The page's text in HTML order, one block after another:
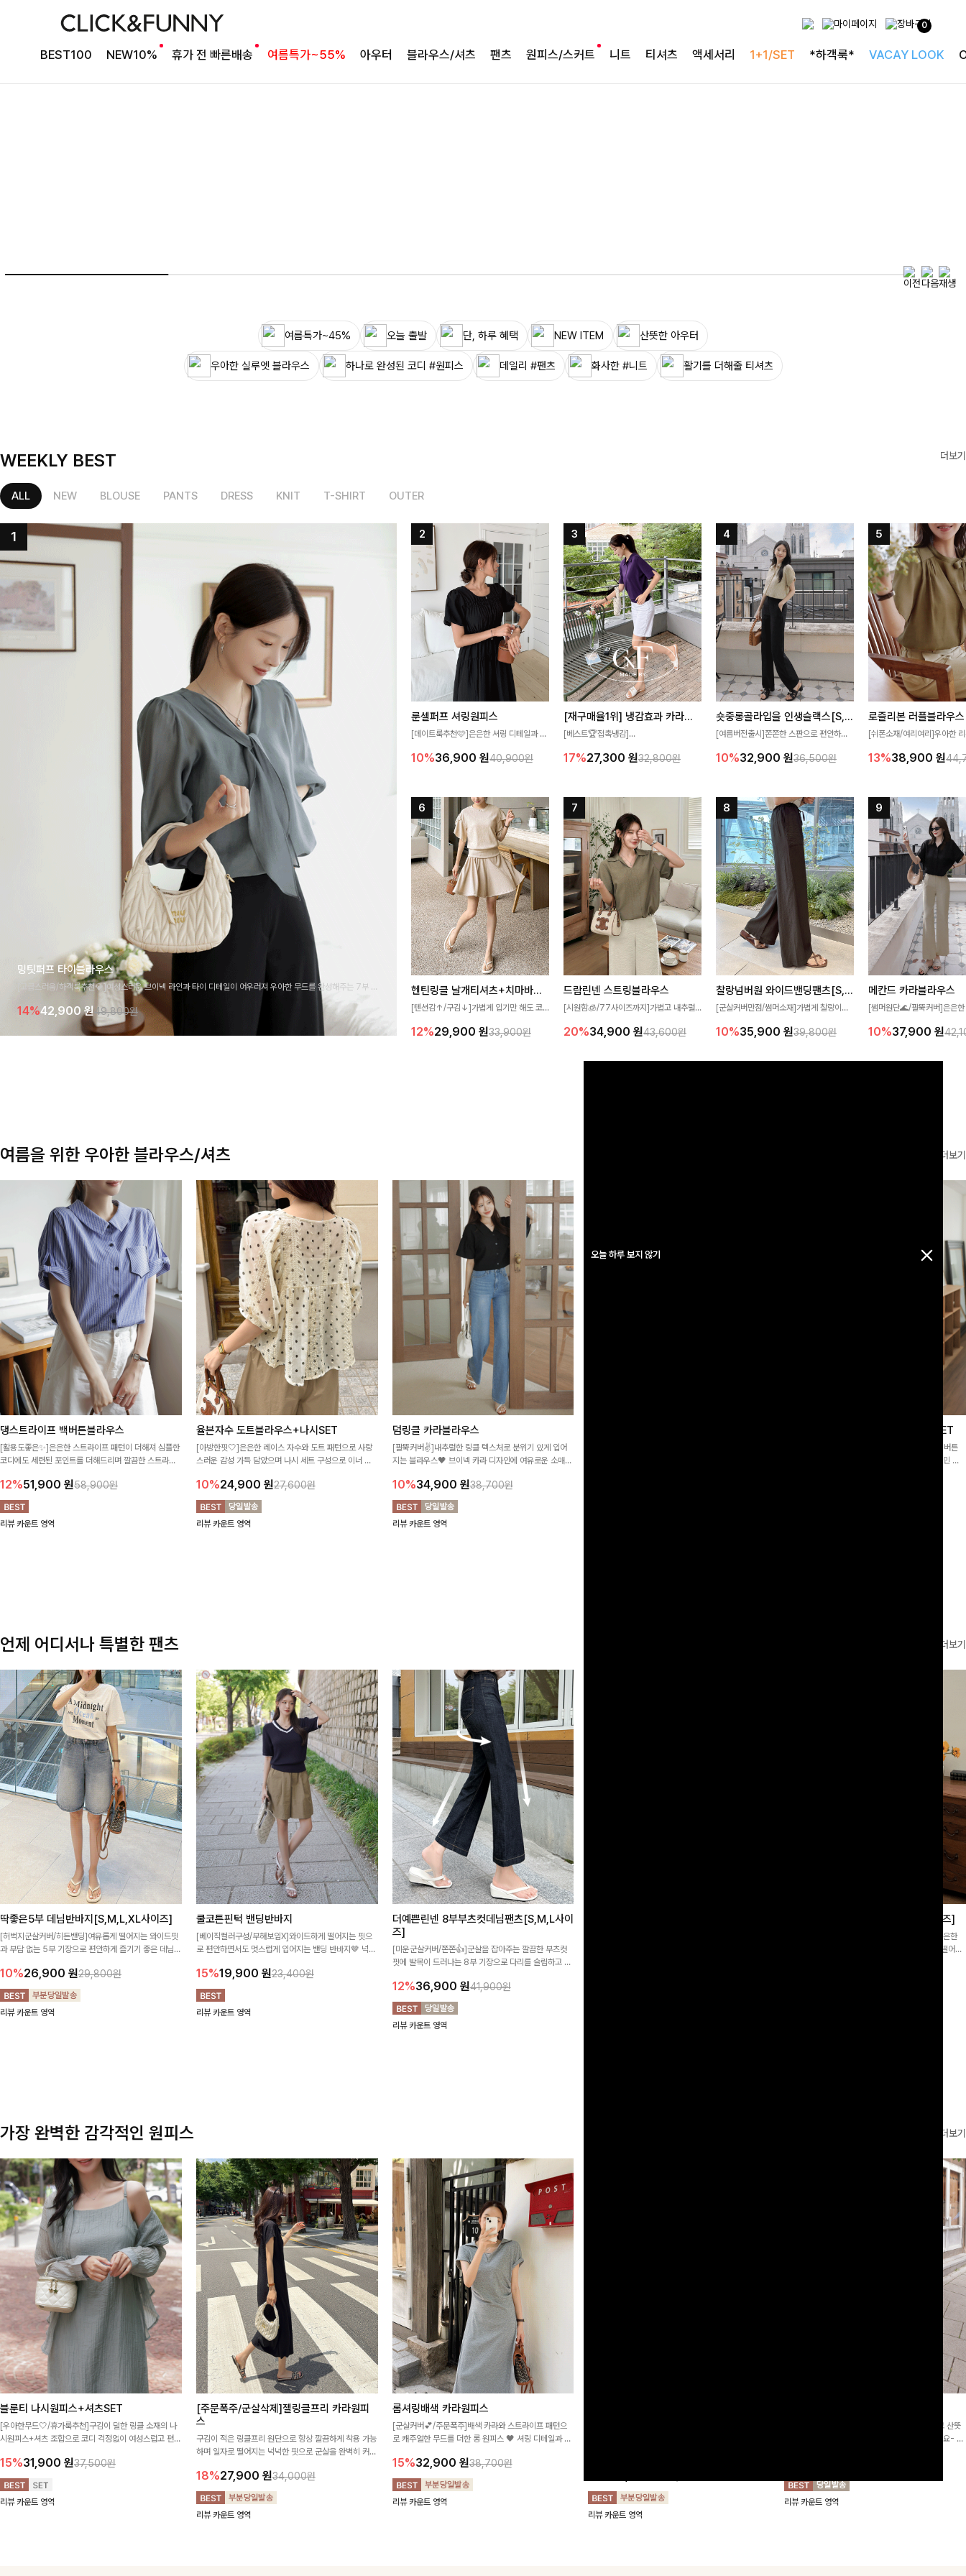
0
BEST100 NEW10% 휴가 전 빠른배송 여름특가~55% 아우터 블라우스/셔츠 팬츠 원피스/스커트 니트 티셔츠 액세서리 1+1/SET *하객룩* VACAY LOOK
오늘 하루 보지 않기
여름의 끝을 완성할
감각적인 원피스
특별한 날을 빛내는
하객룩의 정석
여름특가~45% 오늘 출발 단, 하루 혜택 NEW ITEM 산뜻한 아우터
우아한 실루엣 블라우스 하나로 완성된 코디 #원피스 데일리 #팬츠 화사한 #니트 활기를 더해줄 티셔츠
WEEKLY BEST 더보기
ALL NEW BLOUSE PANTS DRESS KNIT T-SHIRT OUTER
밍팃퍼프 타이블라우스
[고급스러움/하객룩추천💎]여성스러운 브이넥 라인과 타이 디테일이 어우러져 우아한 무드를 완성해주는 7부 블
라우스 🤍 여유로운 7부 소매로 편안하게 착용되며 데일리룩부터 출근룩, 하객룩까지 세련된 스타일링을 연출하
기 좋은 아이템이에요
14%42,900원 49,800원
룬셀퍼프 셔링원피스
[데이트룩추천🩷]은은한 셔링 디테일과 퍼
성해주는 원피스🤍 허리 스모크 밴딩이 슬
즐기기 좋아요
10%36,900 원40,900원
[재구매율1위] 냉감효과 카라니트
[베스트🏆접촉냉감]
고 가벼운 소재감으로 여름에도 시원하게
17%27,300 원32,800원
숏중롱골라입을 인생슬랙스[S,M,L,XL사이즈]
[여름버전출시]쫀쫀한 스판으로 편안하게
숏·기본·롱 기장과 와이드·부츠컷 핏까지 취
10%32,900 원36,500원
로즐리본 러플블라우스
[쉬폰소재/여리여리]우아한
분위기를 더해주는 블라우스
좋아요
13%38,900 원
헨틴링클 날개티셔츠+치마바지SET
[텐션감↑/구김↓]가볍게 입기만 해도 코
게 퍼지는 프릴 날개 소매가 우아한 포인트
12%29,900 원33,900원
드람린넨 스트링블라우스
[시원함🧊/77사이즈까지]가볍고 내추럴
없는 슬릿 카라 디자인이 얼굴선을 더욱 시
20%34,900 원43,600원
찰랑넘버원 와이드밴딩팬츠[S,M,L사이즈]
[군살커버만점/썸머소재]가볍게 찰랑이는
편안하게 착용하실 수 있는 팬츠입니다 🖤
감 있는 착용감을 더해드려요!
10%35,900 원39,800원
메칸드 카라블라우스
[썸머원단🌊/팔뚝커버]은은
세련된 무드를 연출해주는 블
은 베이직한 디자인!
10%37,900 원
여름을 위한 우아한 블라우스/셔츠 더보기
댕스트라이프 백버튼블라우스
[활용도좋은✨]은은한 스트라이프 패턴이 더해져 심플한
코디에도 세련된 포인트를 더해드리며 깔끔한 스트라이
12%51,900 원58,900원
리뷰 카운트 영역
율븐자수 도트블라우스+나시SET
[아방한핏🤍]은은한 레이스 자수와 도트 패턴으로 사랑
스러운 감성 가득 담았으며 나시 세트 구성으로 이너 걱
10%24,900 원27,600원
리뷰 카운트 영역
덤링클 카라블라우스
[팔뚝커버✌]내추럴한 링클 텍스처로 분위기 있게 입어
지는 블라우스🖤 브이넥 카라 디자인에 여유로운 소매핏
10%34,900 원38,700원
리뷰 카운트 영역
제딧레이어드 블라우스+플레어팬츠SET
[완성도높은💗]레이어드한 듯 자연스러운 나시와 버튼
원피스가 함께 구성된 세트 아이템입니다. 코디 고민 없
언제 어디서나 특별한 팬츠 더보기
딱좋은5부 데님반바지[S,M,L,XL사이즈]
[허벅지군살커버/히든밴딩]여유롭게 떨어지는 와이드핏
과 부담 없는 5부 기장으로 편안하게 즐기기 좋은 데님
디한 무드로 연출
10%26,900 원29,800원
리뷰 카운트 영역
쿨코튼핀턱 밴딩반바지
[베이직컬러구성/부해보임X]와이드하게 떨어지는 핏으
로 편안하면서도 멋스럽게 입어지는 밴딩 반바지🤎 넉넉
높게 즐겨지는 아이템!
15%19,900 원23,400원
리뷰 카운트 영역
더예쁜린넨 8부부츠컷데님팬츠[S,M,L사이
즈]
[미운군살커버/쫀쫀👍]군살을 잡아주는 깔끔한 부츠컷
핏에 발목이 드러나는 8부 기장으로 다리를 슬림하고 길
요~!
12%36,900 원41,900원
리뷰 카운트 영역
쿨링버튼 8부와이드팬츠[FREE,L사이즈]
[바스락소재💙/8부기장]사이드 버튼 디테일이 은은한
포인트가 되어주는 와이드 팬츠입니다. 여유롭게 떨어지
가장 완벽한 감각적인 원피스 더보기
블룬티 나시원피스+셔츠SET
[우아한무드🤍/휴가룩추천]구김이 덜한 링클 소재의 나
시원피스+셔츠 조합으로 코디 걱정없이 여성스럽고 편안
15%31,900 원37,500원
리뷰 카운트 영역
[주문폭주/군살삭제]젤링클프리 카라원피
스
구김이 적은 링클프리 원단으로 항상 깔끔하게 착용 가능
하며 일자로 떨어지는 넉넉한 핏으로 군살을 완벽히 커버
18%27,900 원34,000원
리뷰 카운트 영역
롬셔링배색 카라원피스
[군살커버💕/주문폭주]배색 카라와 스트라이프 패턴으
로 캐주얼한 무드를 더한 롱 원피스 🖤 셔링 디테일과 쫀
15%32,900 원38,700원
리뷰 카운트 영역
리뷰 카운트 영역
[청순무드/체형커버]꾸안꾸 무드의 정석🤍 가볍고 산뜻
한 착용감으로 여름 내내 손이 자주 가는 원피스예요- 은
리뷰 카운트 영역